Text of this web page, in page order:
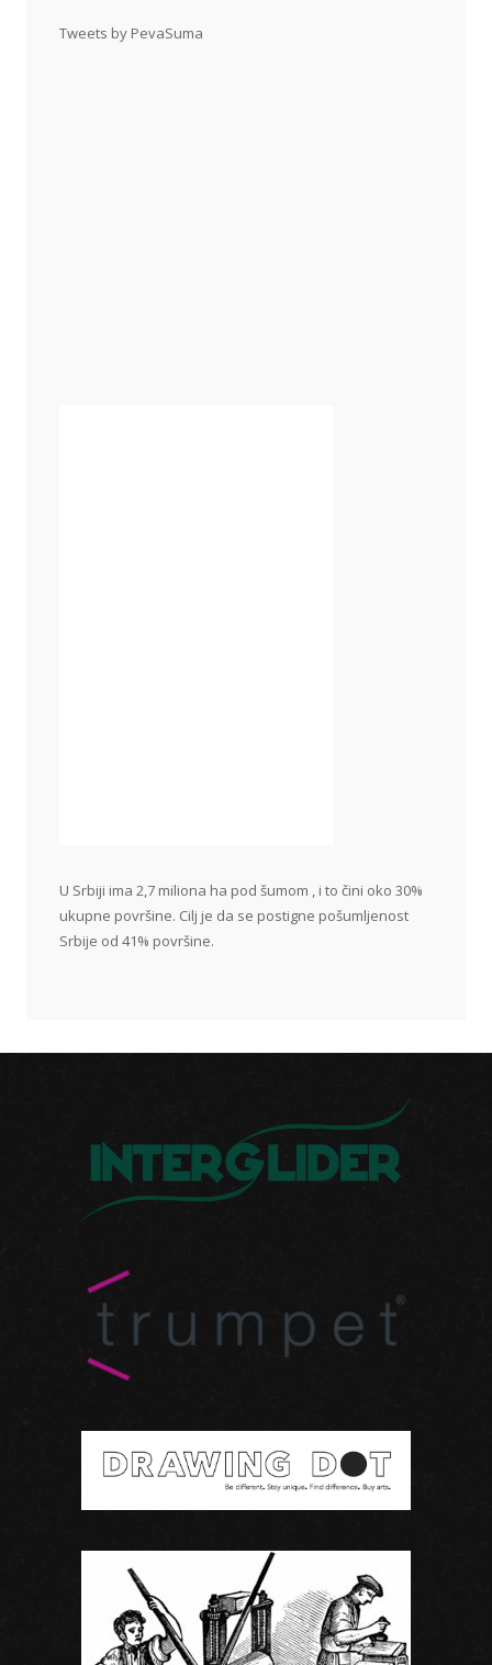
Tweets by PevaSuma
U Srbiji ima 2,7 miliona ha pod šumom , i to čini oko 30%
ukupne površine. Cilj je da se postigne pošumljenost
Srbije od 41% površine.